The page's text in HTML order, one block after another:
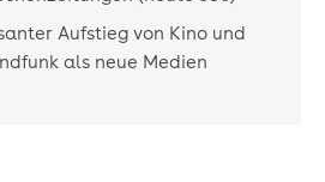
Aufstieg von Kino und
als neue Medien